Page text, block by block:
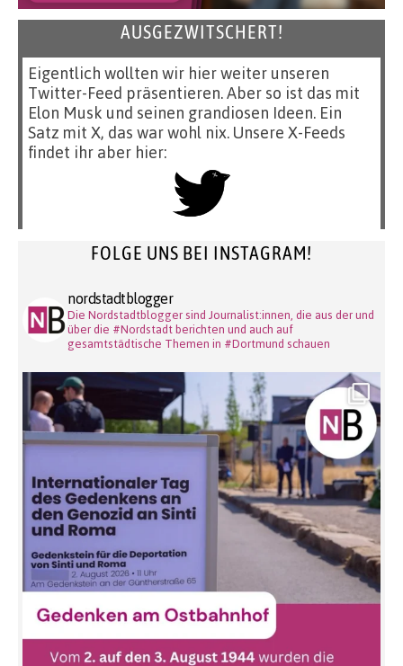
AUSGEZWITSCHERT!
Eigentlich wollten wir hier weiter unseren
Twitter-Feed präsentieren. Aber so ist das mit
Elon Musk und seinen grandiosen Ideen. Ein
Satz mit X, das war wohl nix. Unsere X-Feeds
findet ihr aber hier:
FOLGE UNS BEI INSTAGRAM!
nordstadtblogger
Die Nordstadtblogger sind Journalist:innen, die aus der und
über die #Nordstadt berichten und auch auf
gesamtstädtische Themen in #Dortmund schauen